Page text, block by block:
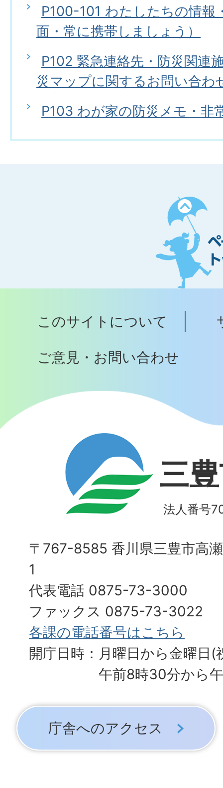
P100-101 わたしたちの情報
面・常に携帯しましょう）
P102 緊急連絡先・防災関連
災マップに関するお問い合わ
P103 わが家の防災メモ・非
ペ
ー
ジ
ト
ッ
へ
このサイトについて
ご意見・お問い合わせ
三
法人番号
〒767-8585 香川県三豊市高
1
代表電話 0875-73-3000
ファックス 0875-73-3022
各課の電話番号はこちら
開庁日時：月曜日から金曜日(
午前8時30分から
庁舎へのアクセス